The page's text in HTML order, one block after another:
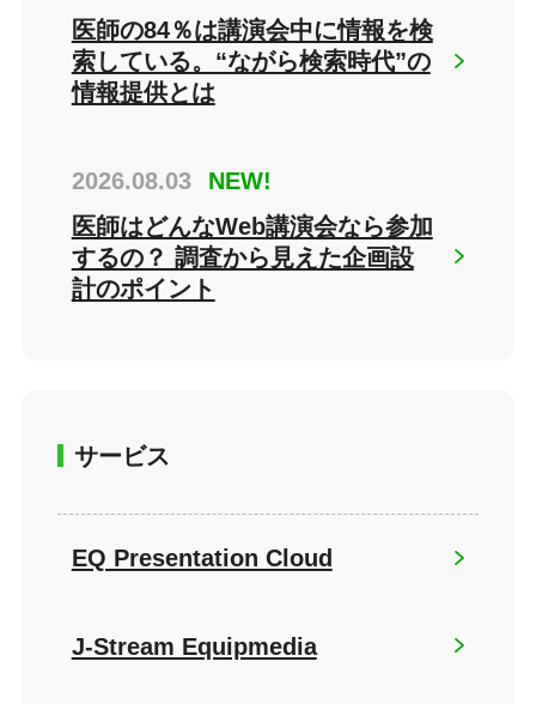
医師の84％は講演会中に情報を検
索している。“ながら検索時代”の
情報提供とは
2026.08.03
NEW!
医師はどんなWeb講演会なら参加
するの？ 調査から見えた企画設
計のポイント
サービス
EQ Presentation Cloud
J-Stream Equipmedia